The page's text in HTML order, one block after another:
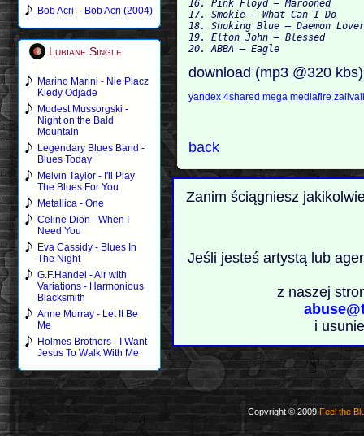
Bob Acri – Bob Acri (2004)
Lubiane Single
Marino Marini - Nie Placz
Kiedy Odjade
Modest Mussorgski -
Night on the Bald
Mountain
Legendary Blues Band -
Blues Today
Melvin Taylor - I'll Play
The Blues For You
Metallica - One
Celine Dion - When I
Need You
Eva Cassidy - Blues In
The Night
G.F.Handel - Air with
Variations - Harmonious
Blacksmith
Anne Murray - Let It Be
Me
Holmes Brothers - I Want
Jesus To Walk With Me
16. Pink Floyd — Marooned
17. Smokie — What Can I Do
18. Shoking Blue — Daemon
19. Elton John — Blessed
download (mp3 @320
yandex4sharedmegamediafire
back
Zanim ściągniesz
Jeśli jesteś artystą lub
z naszej
i
Copyright © 2009Feel the